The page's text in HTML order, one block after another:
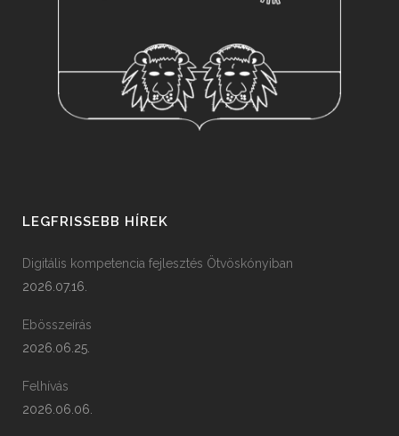
LEGFRISSEBB HÍREK
Digitális kompetencia fejlesztés Ötvöskónyiban
2026.07.16.
Ebösszeírás
2026.06.25.
Felhívás
2026.06.06.